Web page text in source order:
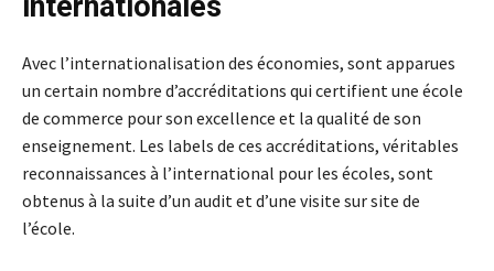
Avec l’internationalisation des économies, sont apparues
un certain nombre d’accréditations qui certifient une école
de commerce pour son excellence et la qualité de son
enseignement. Les labels de ces accréditations, véritables
reconnaissances à l’international pour les écoles, sont
obtenus à la suite d’un audit et d’une visite sur site de
l’école.